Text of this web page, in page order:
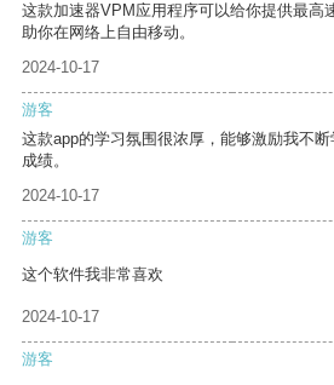
这款加速器VPM应用程序可以给你提供最高
助你在网络上自由移动。
2024-10-17
游客
这款app的学习氛围很浓厚，能够激励我不
成绩。
2024-10-17
游客
这个软件我非常喜欢
2024-10-17
游客